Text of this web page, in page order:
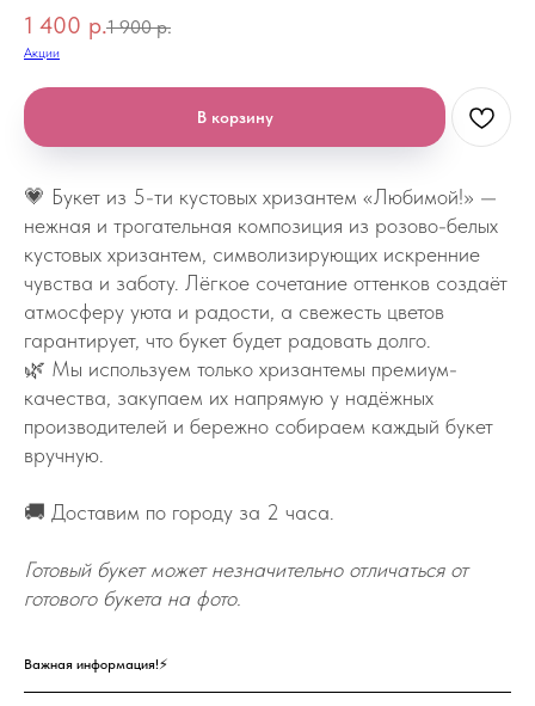
1 400 р.1 900 р.
Акции
В корзину
💗 Букет из 5-ти кустовых хризантем «Любимой!» —
нежная и трогательная композиция из розово-белых
кустовых хризантем, символизирующих искренние
чувства и заботу. Лёгкое сочетание оттенков создаёт
атмосферу уюта и радости, а свежесть цветов
гарантирует, что букет будет радовать долго.
🌿 Мы используем только хризантемы премиум-
качества, закупаем их напрямую у надёжных
производителей и бережно собираем каждый букет
вручную.
🚚 Доставим по городу за 2 часа.
Готовый букет может незначительно отличаться от
готового букета на фото.
Важная информация!⚡